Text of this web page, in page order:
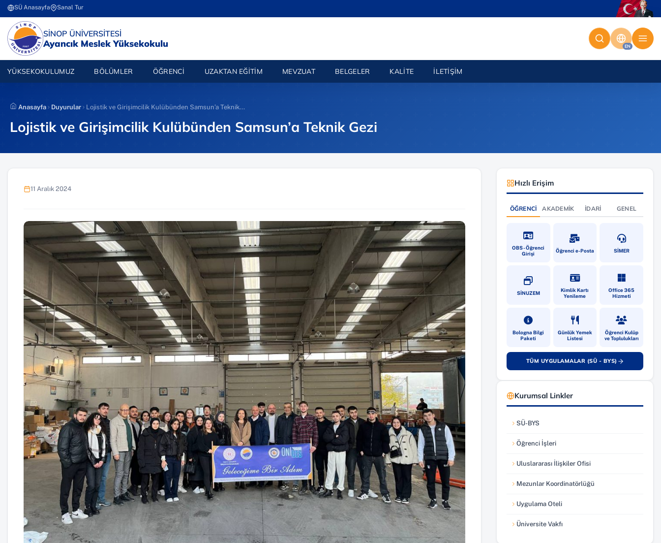
İçeriğe
atla
SÜ Anasayfa
(yeni sekmede açılır)
Sanal Tur
(yeni sekmede açılır)
SİNOP ÜNİVERSİTESİ(YENI SEKMEDE AÇILIR)
Ayancık Meslek Yüksekokulu EN
YÜKSEKOKULUMUZ BÖLÜMLER ÖĞRENCI UZAKTAN EĞITIM MEVZUAT BELGELER KALITE İLETIŞIM
Anasayfa Duyurular Lojistik ve Girişimcilik Kulübünden Samsun’a Teknik...
Lojistik ve Girişimcilik Kulübünden Samsun’a Teknik Gezi
11 Aralık 2024
Hızlı Erişim
ÖĞRENCI AKADEMIK İDARI GENEL
OBS - Öğrenci
Girişi
(yeni sekmede açılır)
Öğrenci e-Posta(yeni sekmede açılır)
SİMER(yeni
SİNUZEM(yeni sekmede açılır)
Kimlik Kartı
Yenileme
(yeni sekmede açılır)
Office 365
Hizmeti
(yeni
Bologna Bilgi
Paketi
(yeni sekmede açılır)
Günlük Yemek
Listesi
(yeni sekmede açılır)
Öğrenci Kulüp
ve Toplulukları
(yeni
TÜM UYGULAMALAR (SÜ - BYS)
(yeni sekmede açılır)
Kurumsal Linkler
SÜ-BYS
(yeni sekmede açılır)
Öğrenci İşleri
(yeni sekmede açılır)
Uluslararası İlişkiler Ofisi
(yeni sekmede açılır)
Mezunlar Koordinatörlüğü
(yeni sekmede açılır)
Uygulama Oteli
(yeni sekmede açılır)
Üniversite Vakfı
(yeni sekmede açılır)